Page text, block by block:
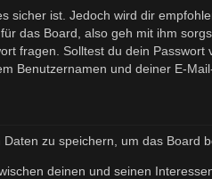
ist. Jedoch wird dir
das Board, also geh mit ihm
fragen. Solltest du dein
Benutzernamen und deiner E-
zu speichern, um das Board
deinen und seinen